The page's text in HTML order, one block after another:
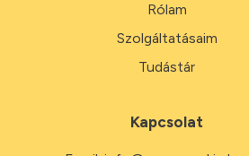
Rólam
Szolgáltatásaim
Tudástár
Kapcsolat